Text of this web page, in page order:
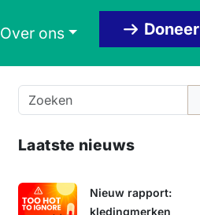
Over ons Doneer
o
k
n
Laatste nieuws
Nieuw rapport:
kledingmerken